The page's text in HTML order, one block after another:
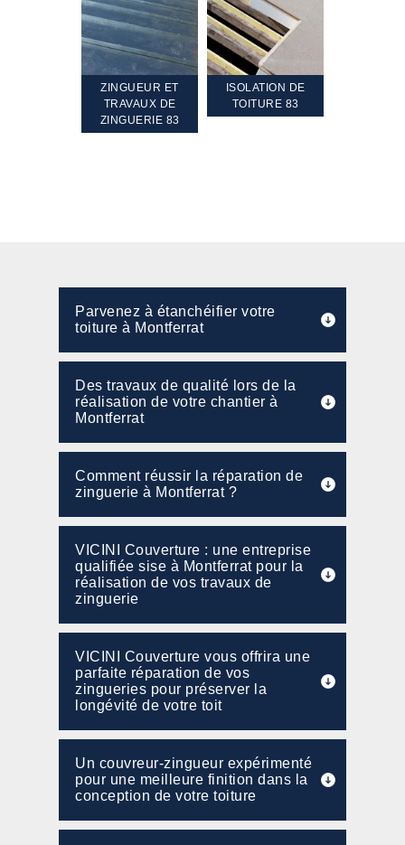
ZINGUEUR ET
TRAVAUX DE
ZINGUERIE 83
ISOLATION DE
TOITURE 83
Parvenez à étanchéifier votre
toiture à Montferrat
Des travaux de qualité lors de la
réalisation de votre chantier à
Montferrat
Comment réussir la réparation de
zinguerie à Montferrat ?
VICINI Couverture : une entreprise
qualifiée sise à Montferrat pour la
réalisation de vos travaux de
zinguerie
VICINI Couverture vous offrira une
parfaite réparation de vos
zingueries pour préserver la
longévité de votre toit
Un couvreur-zingueur expérimenté
pour une meilleure finition dans la
conception de votre toiture